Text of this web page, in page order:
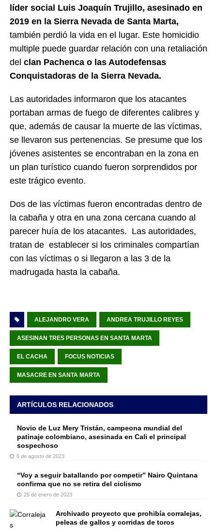
líder social Luis Joaquín Trujillo, asesinado en
2019 en la Sierra Nevada de Santa Marta,
también perdió la vida en el lugar. Este homicidio
multiple puede guardar relación con una retaliación
del clan Pachenca o las Autodefensas
Conquistadoras de la Sierra Nevada.
Las autoridades informaron que los atacantes
portaban armas de fuego de diferentes calibres y
que, además de causar la muerte de las víctimas,
se llevaron sus pertenencias. Se presume que los
jóvenes asistentes se encontraban en la zona en
un plan turístico cuando fueron sorprendidos por
este trágico evento.
Dos de las víctimas fueron encontradas dentro de
la cabaña y otra en una zona cercana cuando al
parecer huía de los atacantes. Las autoridades,
tratan de establecer si los criminales compartían
con las víctimas o si llegaron a las 3 de la
madrugada hasta la cabaña.
ALEJANDRO VERA ANDREA TRUJILLO REYES
ASESINAN TRES PERSONAS EN SANTA MARTA
EL CACHA FOCUS NOTICIAS
MASACRE EN SANTA MARTA
ARTÍCULOS RELACIONADOS
Novio de Luz Mery Tristán, campeona mundial del
patinaje colombiano, asesinada en Cali el principal
sospechoso
6 de agosto de 2023
“Voy a seguir batallando por competir” Nairo Quintana
confirma que no se retira del ciclismo
25 de enero de 2023
Archivado proyecto que prohibía corralejas,
peleas de gallos y corridas de toros